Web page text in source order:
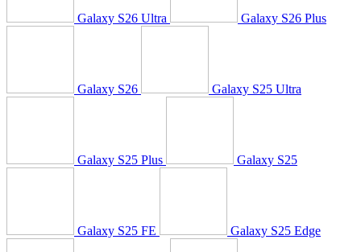
Galaxy S26 Ultra Galaxy S26 Plus
Galaxy S26 Galaxy S25 Ultra
Galaxy S25 Plus Galaxy S25
Galaxy S25 FE Galaxy S25 Edge